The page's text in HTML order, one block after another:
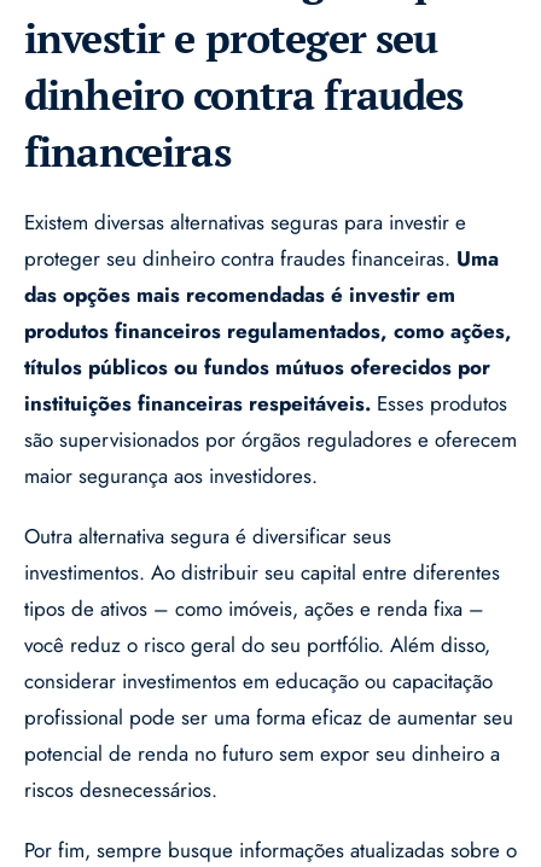
investir e proteger seu
dinheiro contra fraudes
financeiras
Existem diversas alternativas seguras para investir e
proteger seu dinheiro contra fraudes financeiras. Uma
das opções mais recomendadas é investir em
produtos financeiros regulamentados, como ações,
títulos públicos ou fundos mútuos oferecidos por
instituições financeiras respeitáveis. Esses produtos
são supervisionados por órgãos reguladores e oferecem
maior segurança aos investidores.
Outra alternativa segura é diversificar seus
investimentos. Ao distribuir seu capital entre diferentes
tipos de ativos – como imóveis, ações e renda fixa –
você reduz o risco geral do seu portfólio. Além disso,
considerar investimentos em educação ou capacitação
profissional pode ser uma forma eficaz de aumentar seu
potencial de renda no futuro sem expor seu dinheiro a
riscos desnecessários.
Por fim, sempre busque informações atualizadas sobre o